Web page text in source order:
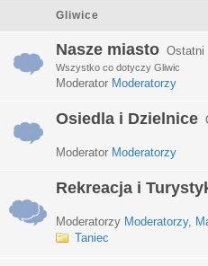
Gliwice
Nasze miasto Ostatni
Wszystko co dotyczy Gliwic
Moderator Moderatorzy
Osiedla i Dzielnice
Moderator Moderatorzy
Rekreacja i
Moderatorzy Moderatorzy,
Taniec